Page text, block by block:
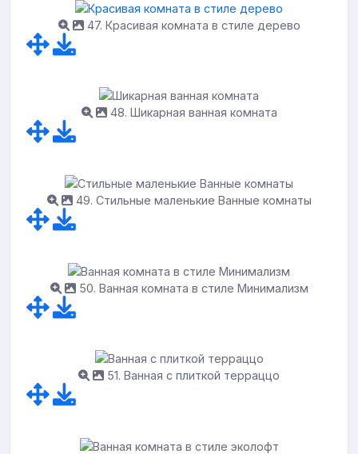
47. Красивая комната в стиле дерево
48. Шикарная ванная комната
49. Стильные маленькие Ванные комнаты
50. Ванная комната в стиле Минимализм
51. Ванная с плиткой терраццо